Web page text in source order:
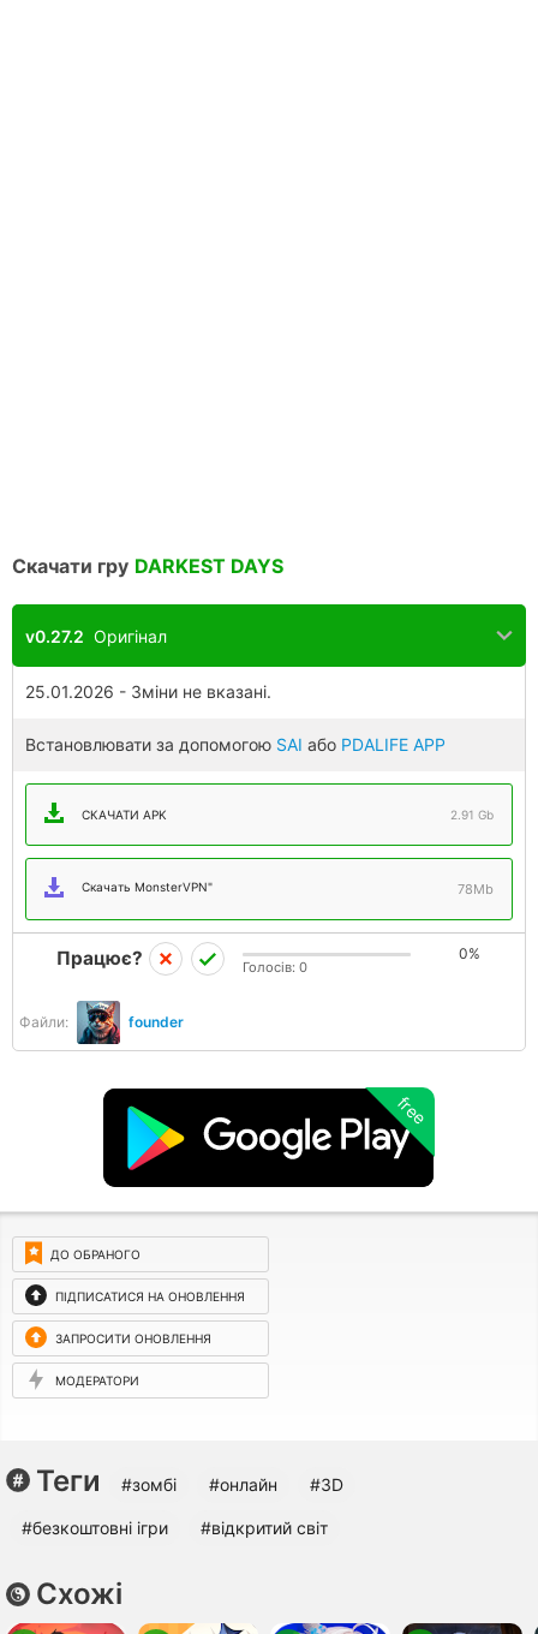
Скачати гру DARKEST DAYS
v0.27.2 Оригінал
25.01.2026 - Зміни не вказані.
Встановлювати за допомогою SAI або PDALIFE APP
СКАЧАТИ APK 2.91 Gb
Скачать MonsterVPN" 78Mb
Файли: founder
Працює? 0%
Голосів: 0
free
ДО ОБРАНОГО
ПІДПИСАТИСЯ НА ОНОВЛЕННЯ
ЗАПРОСИТИ ОНОВЛЕННЯ
МОДЕРАТОРИ
Теги #зомбі #онлайн #3D
#безкоштовні ігри #відкритий світ
Схожі